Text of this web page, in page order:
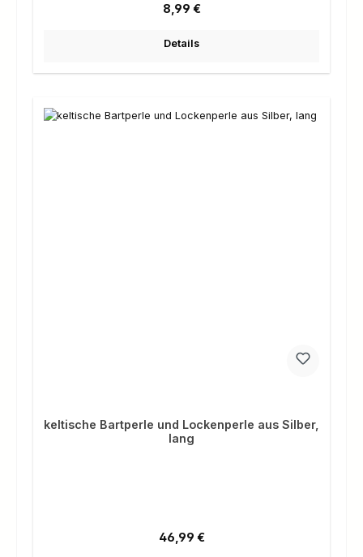
Regulärer Preis:
8,99 €
Details
keltische Bartperle und Lockenperle aus Silber,
lang
Regulärer Preis:
46,99 €